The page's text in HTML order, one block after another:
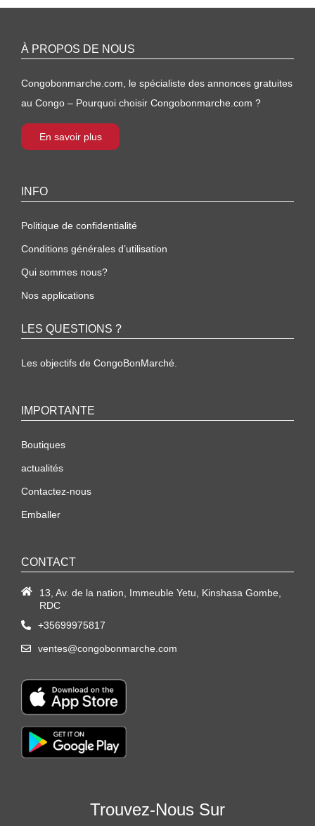
À PROPOS DE NOUS
Congobonmarche.com, le spécialiste des annonces gratuites
au Congo – Pourquoi choisir Congobonmarche.com ?
En savoir plus
INFO
Politique de confidentialité
Conditions générales d’utilisation
Qui sommes nous?
Nos applications
LES QUESTIONS ?
Les objectifs de CongoBonMarché.
IMPORTANTE
Boutiques
actualités
Contactez-nous
Emballer
CONTACT
13, Av. de la nation, Immeuble Yetu, Kinshasa Gombe,
RDC
+35699975817
ventes@congobonmarche.com
Trouvez-Nous Sur